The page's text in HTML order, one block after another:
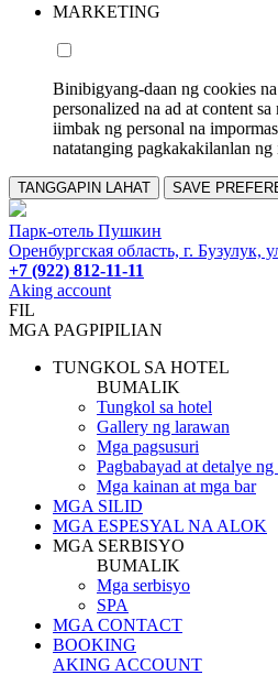
MARKETING
Binibigyang-daan ng cookies
personalized na ad at content
iimbak ng personal na
natatanging pagkakakilanlan
TANGGAPIN LAHAT SAVE
Парк-отель Пушкин
Оренбургская область, г. Бузулук,
+7 (922) 812-11-11
Aking account
FIL
MGA PAGPIPILIAN
TUNGKOL SA HOTEL
BUMALIK
Tungkol sa hotel
Gallery ng larawan
Mga pagsusuri
Pagbabayad at detalye ng
Mga kainan at mga bar
MGA SILID
MGA ESPESYAL NA ALOK
MGA SERBISYO
BUMALIK
Mga serbisyo
SPA
MGA CONTACT
BOOKING
AKING ACCOUNT